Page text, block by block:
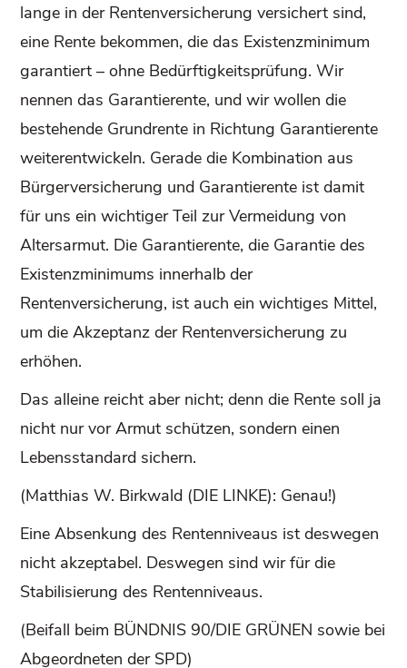
lange in der Rentenversicherung versichert sind,
eine Rente bekommen, die das Existenzminimum
garantiert – ohne Bedürftigkeitsprüfung. Wir
nennen das Garantierente, und wir wollen die
bestehende Grundrente in Richtung Garantierente
weiterentwickeln. Gerade die Kombination aus
Bürgerversicherung und Garantierente ist damit
für uns ein wichtiger Teil zur Vermeidung von
Altersarmut. Die Garantierente, die Garantie des
Existenzminimums innerhalb der
Rentenversicherung, ist auch ein wichtiges Mittel,
um die Akzeptanz der Rentenversicherung zu
erhöhen.
Das alleine reicht aber nicht; denn die Rente soll ja
nicht nur vor Armut schützen, sondern einen
Lebensstandard sichern.
(Matthias W. Birkwald (DIE LINKE): Genau!)
Eine Absenkung des Rentenniveaus ist deswegen
nicht akzeptabel. Deswegen sind wir für die
Stabilisierung des Rentenniveaus.
(Beifall beim BÜNDNIS 90/DIE GRÜNEN sowie bei
Abgeordneten der SPD)